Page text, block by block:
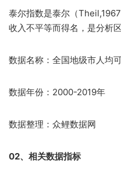
泰尔指数是泰尔（
收入不平等而得名，是分析
数据名称：全国地级市人均
数据年份：2000-2019年
数据整理：众鲤数据网
02、相关数据指标